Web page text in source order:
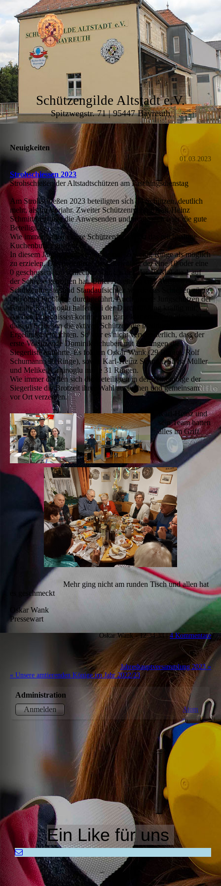
Schützengilde Altstadt e.V.
Spitzwegstr. 71 | 95447 Bayreuth
Neuigkeiten
01.03.2023
Strohschiessen 2023
Strohschießen der Altstadtschützen am Faschingsdienstag
Am Strohschießen 2023 beteiligten sich 34 Schützen, deutlich
mehr, als im Vorjahr. Zweiter Schützenmeister Karl-Heinz
Schmitt begrüßte die Anwesenden und freute sich über die gute
Beteiligung.
Wie immer hatten einige Schützenfrauen für das reichhaltige
Kuchenbuffet gesorgt.
In diesem Jahr galt es wieder einmal so wenig Ringe als möglich
zu erzielen. Das bedeutete, dass derjenige, der eine 10 oder eine
0 geschossen hat, schlechter war, als der, der 10 Mal die 1 auf
der Scheibe getroffen hat. Unter Anleitung und Aufsicht der
Schützenmeister und Standaufsichten wurde das Schießen zügig
und ohne Probleme durchgeführt. Auch unsere Jungschützen der
Familie Karginoglu halfen bei der Durchführung kräftig mit.
An den Ergebnissen konnte man ganz klar erkennen, dass bei
diesem Schießen die aktiven Schützen die niedrigsten
Ergebnisse erreichten. So war es nicht verwunderlich, dass der
erste Vorsitzende Dominik Schubert mit 25 Ringen die
Siegerliste anführte. Es folgten Oskar Wank (29 Ringe), Rolf
Schumann (30 Ringe), sowie Karl-Heinz Schmitt, Silvia Müller
und Melike Karginoglu mit je 31 Ringen.
Wie immer durften sich die Beteiligten in der Reihenfolge der
Siegerliste die Brotzeit ihrer Wahl aussuchen und gemeinsam
vor Ort verzehren.
Karl-Heinz und
sein Team hatten
alles im Griff
Mehr ging nicht am runden Tisch und allen hat
es geschmeckt
Oskar Wank
Pressewart
Oskar Wank - 12:34:33 |4 Kommentare
Jahreshauptversammlung 2023 »
« Unsere amtierenden Könige im Jahr 2022/23
Administration
Anmelden
Atom
Ein Like für uns